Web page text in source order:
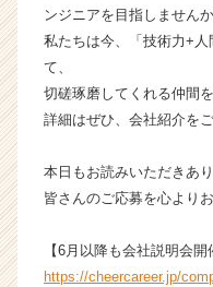
ア
キ
ア
（C
e
e
a
ンジニアを目指しません
私たちは今、「技術力+
て、
切磋琢磨してくれる仲間
詳細はぜひ、会社紹介を
本日もお読みいただきあ
皆さんのご応募を心より
【6月以降も会社説明会
https://cheercareer.jp/